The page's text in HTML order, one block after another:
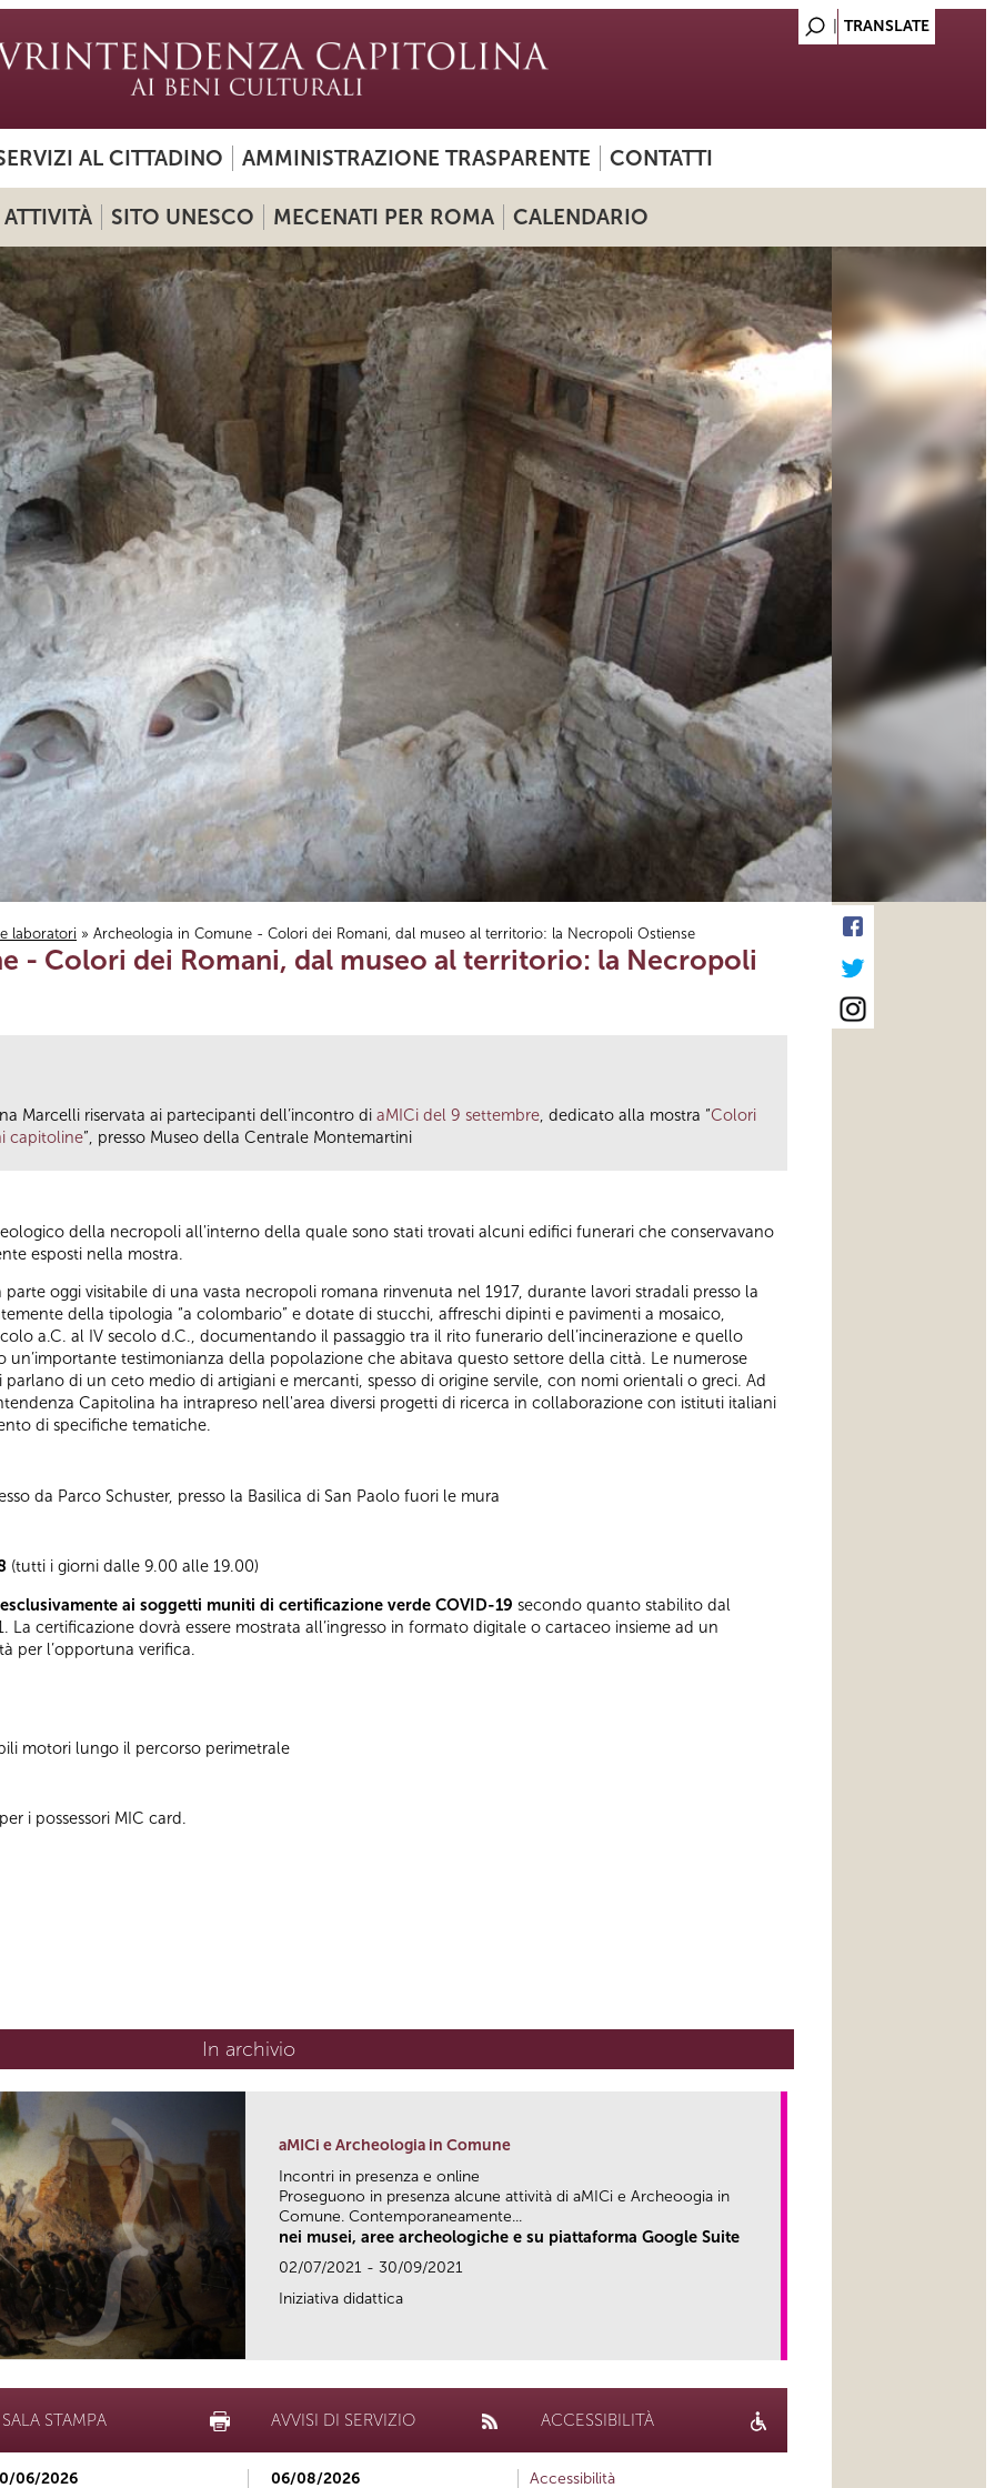
AL CITTADINO AMMINISTRAZIONE TRASPARENTE CONTATTI
ATTIVITÀ SITO UNESCO MECENATI PER ROMA CALENDARIO
laboratori » Archeologia in Comune - Colori dei Romani, dal museo al territorio: la Necropoli Ostiense
- Colori dei Romani, dal museo al territorio: la Necropoli
Marcelli riservata ai partecipanti dell’incontro di aMICi del 9 settembre, dedicato alla mostra “Colori
capitoline”, presso Museo della Centrale Montemartini
della necropoli all'interno della quale sono stati trovati alcuni edifici funerari che conservavano
esposti nella mostra.
parte oggi visitabile di una vasta necropoli romana rinvenuta nel 1917, durante lavori stradali presso la
della tipologia “a colombario” e dotate di stucchi, affreschi dipinti e pavimenti a mosaico,
a.C. al IV secolo d.C., documentando il passaggio tra il rito funerario dell’incinerazione e quello
un’importante testimonianza della popolazione che abitava questo settore della città. Le numerose
parlano di un ceto medio di artigiani e mercanti, spesso di origine servile, con nomi orientali o greci. Ad
Capitolina ha intrapreso nell'area diversi progetti di ricerca in collaborazione con istituti italiani
di specifiche tematiche.
da Parco Schuster, presso la Basilica di San Paolo fuori le mura
(tutti i giorni dalle 9.00 alle 19.00)
ai soggetti muniti di certificazione verde COVID-19 secondo quanto stabilito dal
La certificazione dovrà essere mostrata all’ingresso in formato digitale o cartaceo insieme ad un
per l’opportuna verifica.
motori lungo il percorso perimetrale
i possessori MIC card.
In archivio
aMICi e Archeologia in Comune
Incontri in presenza e online
Proseguono in presenza alcune attività di aMICi e Archeoogia in
Comune. Contemporaneamente...
nei musei, aree archeologiche e su piattaforma Google Suite
02/07/2021 - 30/09/2021
Iniziativa didattica
SALA STAMPA
06/2026
AVVISI DI SERVIZIO
06/08/2026
ACCESSIBILITÀ
Accessibilità